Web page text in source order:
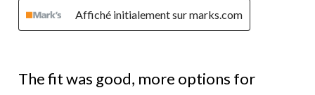
Affiché initialement sur marks.com
The fit was good, more options for